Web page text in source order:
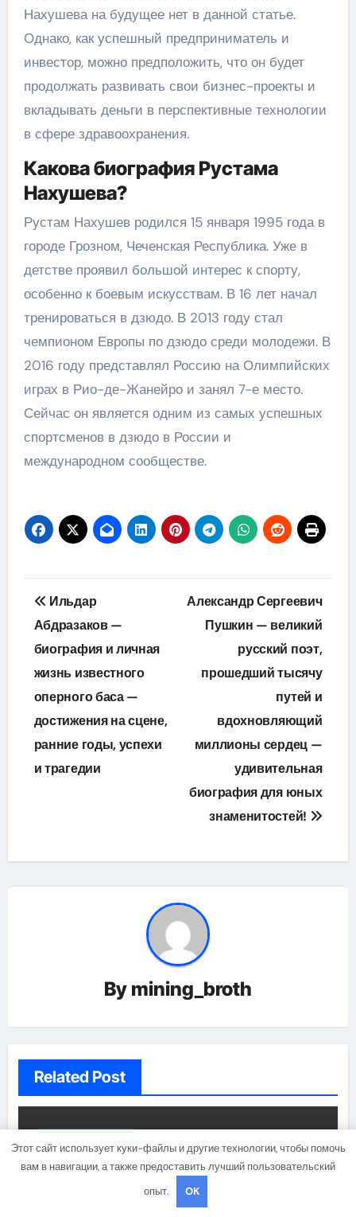
Нахушева на будущее нет в данной статье.
Однако, как успешный предприниматель и
инвестор, можно предположить, что он будет
продолжать развивать свои бизнес-проекты и
вкладывать деньги в перспективные технологии
в сфере здравоохранения.
Какова биография Рустама
Нахушева?
Рустам Нахушев родился 15 января 1995 года в
городе Грозном, Чеченская Республика. Уже в
детстве проявил большой интерес к спорту,
особенно к боевым искусствам. В 16 лет начал
тренироваться в дзюдо. В 2013 году стал
чемпионом Европы по дзюдо среди молодежи. В
2016 году представлял Россию на Олимпийских
играх в Рио-де-Жанейро и занял 7-е место.
Сейчас он является одним из самых успешных
спортсменов в дзюдо в России и
международном сообществе.
Навигация
по
записям
Ильдар
Абдразаков —
биография и личная
жизнь известного
оперного баса —
достижения на сцене,
ранние годы, успехи
и трагедии
Александр Сергеевич
Пушкин — великий
русский поэт,
прошедший тысячу
путей и
вдохновляющий
миллионы сердец —
удивительная
биография для юных
знаменитостей!
By mining_broth
Related Post
Этот сайт использует куки-файлы и другие технологии, чтобы помочь
вам в навигации, а также предоставить лучший пользовательский
опыт.
OK